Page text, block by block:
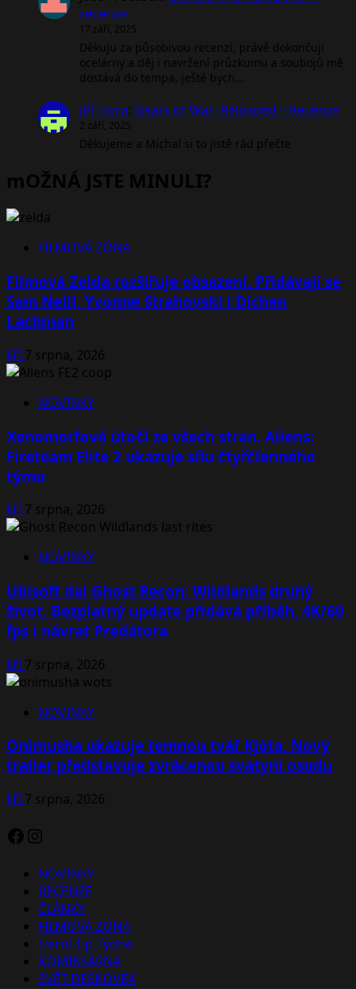
recenze
17 září, 2025
Děkuju za působivou recenzí, právě dokončuji
ocelárny a děj i navržení průzkumu a soubojů mě
dostává do tempa, ještě bych…
Jiří Hora: Gears of War: Reloaded – Recenze
2 září, 2025
Děkujeme a Michal si to jistě rád přečte
mOŽNÁ JSTE MINULI?
FILMOVÁ ZÓNA
Filmová Zelda rozšiřuje obsazení. Přidávají se
Sam Neill, Yvonne Strahovski i Dichen
Lachman
Jiří7 srpna, 2026
NOVINKY
Xenomorfové útočí ze všech stran. Aliens:
Fireteam Elite 2 ukazuje sílu čtyřčlenného
týmu
Jiří7 srpna, 2026
NOVINKY
Ubisoft dal Ghost Recon: Wildlands druhý
život. Bezplatný update přidává příběh, 4K/60
fps i návrat Predátora
Jiří7 srpna, 2026
NOVINKY
Onimusha ukazuje temnou tvář Kjóta. Nový
trailer představuje zvrácenou svatyni osudu
Jiří7 srpna, 2026
Facebook
Instagram
NOVINKY
RECENZE
ČLÁNKY
FILMOVÁ ZÓNA
Herní Tip Týdne
KOMIKSÁRNA
SVĚT DESKOVEK